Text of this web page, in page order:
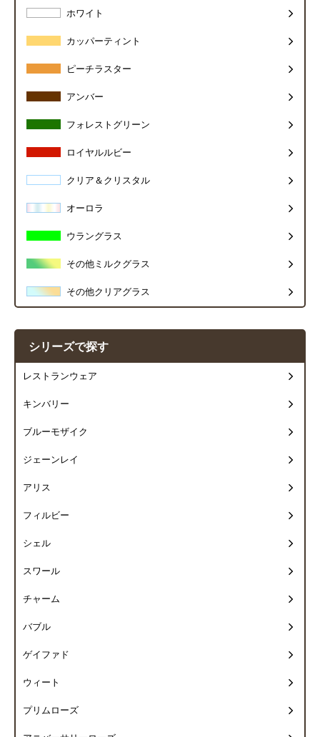
ホワイト
カッパーティント
ピーチラスター
アンバー
フォレストグリーン
ロイヤルルビー
クリア＆クリスタル
オーロラ
ウラングラス
その他ミルクグラス
その他クリアグラス
シリーズで探す
レストランウェア
キンバリー
ブルーモザイク
ジェーンレイ
アリス
フィルビー
シェル
スワール
チャーム
バブル
ゲイファド
ウィート
プリムローズ